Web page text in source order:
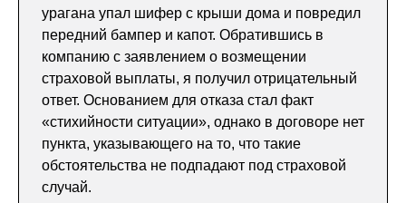
урагана упал шифер с крыши дома и повредил
передний бампер и капот. Обратившись в
компанию с заявлением о возмещении
страховой выплаты, я получил отрицательный
ответ. Основанием для отказа стал факт
«стихийности ситуации», однако в договоре нет
пункта, указывающего на то, что такие
обстоятельства не подпадают под страховой
случай.